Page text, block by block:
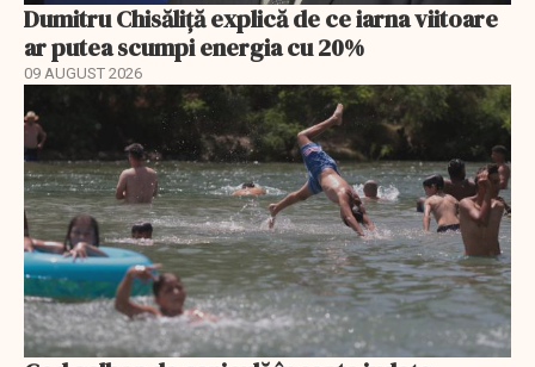
Dumitru Chisăliță explică de ce iarna viitoare
ar putea scumpi energia cu 20%
09 AUGUST 2026